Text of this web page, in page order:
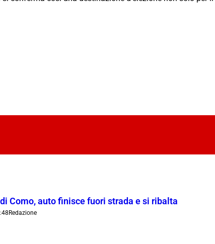
Como, auto finisce fuori strada e si ribalta
Redazione